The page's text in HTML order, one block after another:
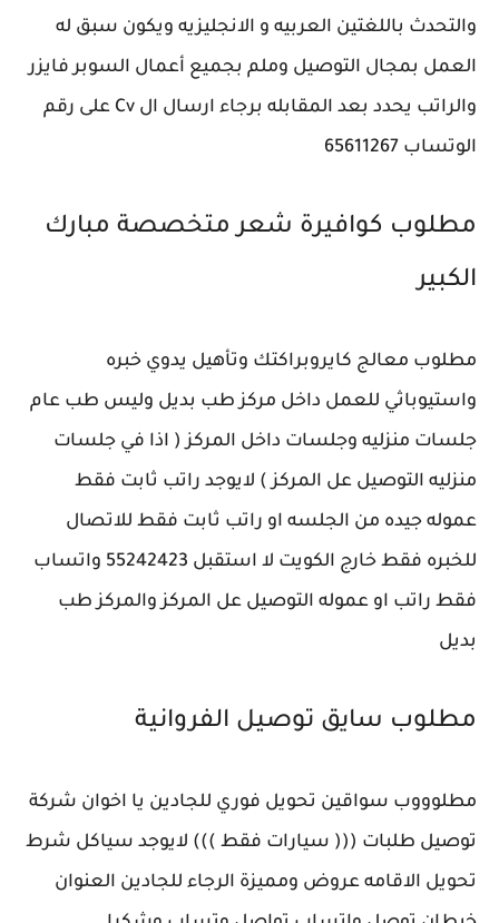
والتحدث باللغتين العربيه و الانجليزيه ويكون سبق له
العمل بمجال التوصيل وملم بجميع أعمال السوبر فايزر
والراتب يحدد بعد المقابله برجاء ارسال ال Cv على رقم
الوتساب 65611267
مطلوب كوافيرة شعر متخصصة ‎مبارك
الكبير
مطلوب معالج كايروبراكتك وتأهيل يدوي خبره
واستيوباثي للعمل داخل مركز طب بديل وليس طب عام
جلسات منزليه وجلسات داخل المركز ( اذا في جلسات
منزليه التوصيل عل المركز ) لايوجد راتب ثابت فقط
عموله جيده من الجلسه او راتب ثابت فقط للاتصال
للخبره فقط خارج الكويت لا استقبل 55242423 واتساب
فقط راتب او عموله التوصيل عل المركز والمركز طب
بديل
مطلوب سايق توصيل ‎الفروانية
مطلوووب سواقين تحويل فوري للجادين يا اخوان شركة
توصيل طلبات ((( سيارات فقط ))) لايوجد سياكل شرط
تحويل الاقامه عروض ومميزة الرجاء للجادين العنوان